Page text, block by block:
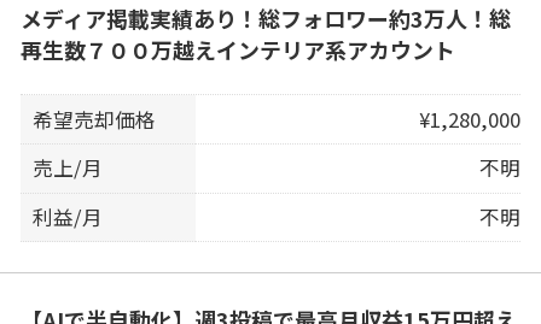
メディア掲載実績あり！総フォロワー約3万人！総
再生数７００万越えインテリア系アカウント
希望売却価格
¥1,280,000
売上/月
不明
利益/月
不明